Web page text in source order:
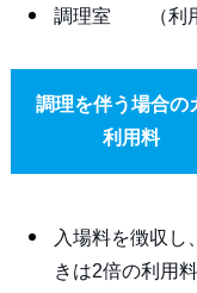
調理室 （利
調理を伴う場合の
利用料
入場料を徴収し
きは2倍の利用